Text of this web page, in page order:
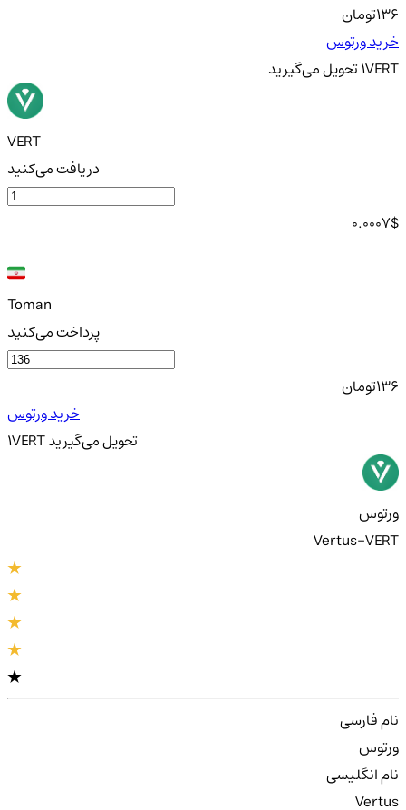
136تومان
خرید ورتوس
1VERTتحویلمی‌گیرید
VERT
دریافت می‌کنید
0.0007$
Toman
پرداخت می‌کنید
136تومان
خرید ورتوس
1VERT تحویلمی‌گیرید
ورتوس
Vertus-VERT
نام فارسی
ورتوس
نام انگلیسی
Vertus